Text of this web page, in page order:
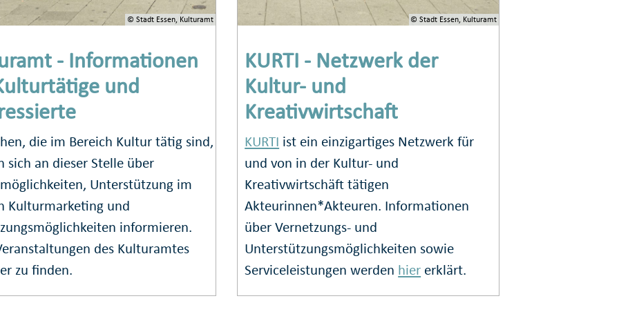
© Stadt Essen, Kulturamt
- Informationen
und
die im Bereich Kultur tätig sind,
sich an dieser Stelle über
Unterstützung im
Kulturmarketing und
informieren.
des Kulturamtes
zu finden.
© Stadt Essen, Kulturamt
KURTI - Netzwerk der
Kultur- und
Kreativwirtschaft
KURTI ist ein einzigartiges Netzwerk für
und von in der Kultur- und
Kreativwirtschäft tätigen
Akteurinnen*Akteuren. Informationen
über Vernetzungs- und
Unterstützungsmöglichkeiten sowie
Serviceleistungen werden hier erklärt.